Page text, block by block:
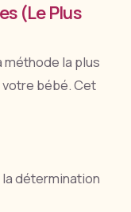
(Le Plus
la plus
bébé. Cet
détermination